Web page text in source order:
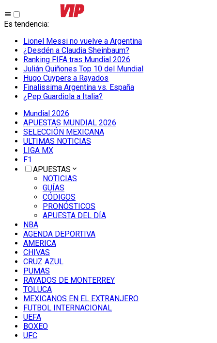
Es tendencia:
Lionel Messi no vuelve a Argentina
¿Desdén a Claudia Sheinbaum?
Ranking FIFA tras Mundial 2026
Julián Quiñones Top 10 del Mundial
Hugo Cuypers a Rayados
Finalissima Argentina vs. España
¿Pep Guardiola a Italia?
Mundial 2026
APUESTAS MUNDIAL 2026
SELECCIÓN MEXICANA
ULTIMAS NOTICIAS
LIGA MX
F1
APUESTAS
NOTICIAS
GUÍAS
CÓDIGOS
PRONÓSTICOS
APUESTA DEL DÍA
NBA
AGENDA DEPORTIVA
AMERICA
CHIVAS
CRUZ AZUL
PUMAS
RAYADOS DE MONTERREY
TOLUCA
MEXICANOS EN EL EXTRANJERO
FUTBOL INTERNACIONAL
UEFA
BOXEO
UFC